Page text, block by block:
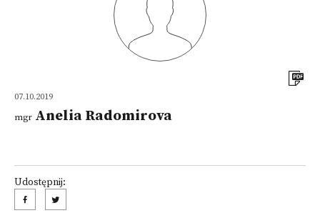
07.10.2019
mgr Anelia Radomirova
Udostępnij: